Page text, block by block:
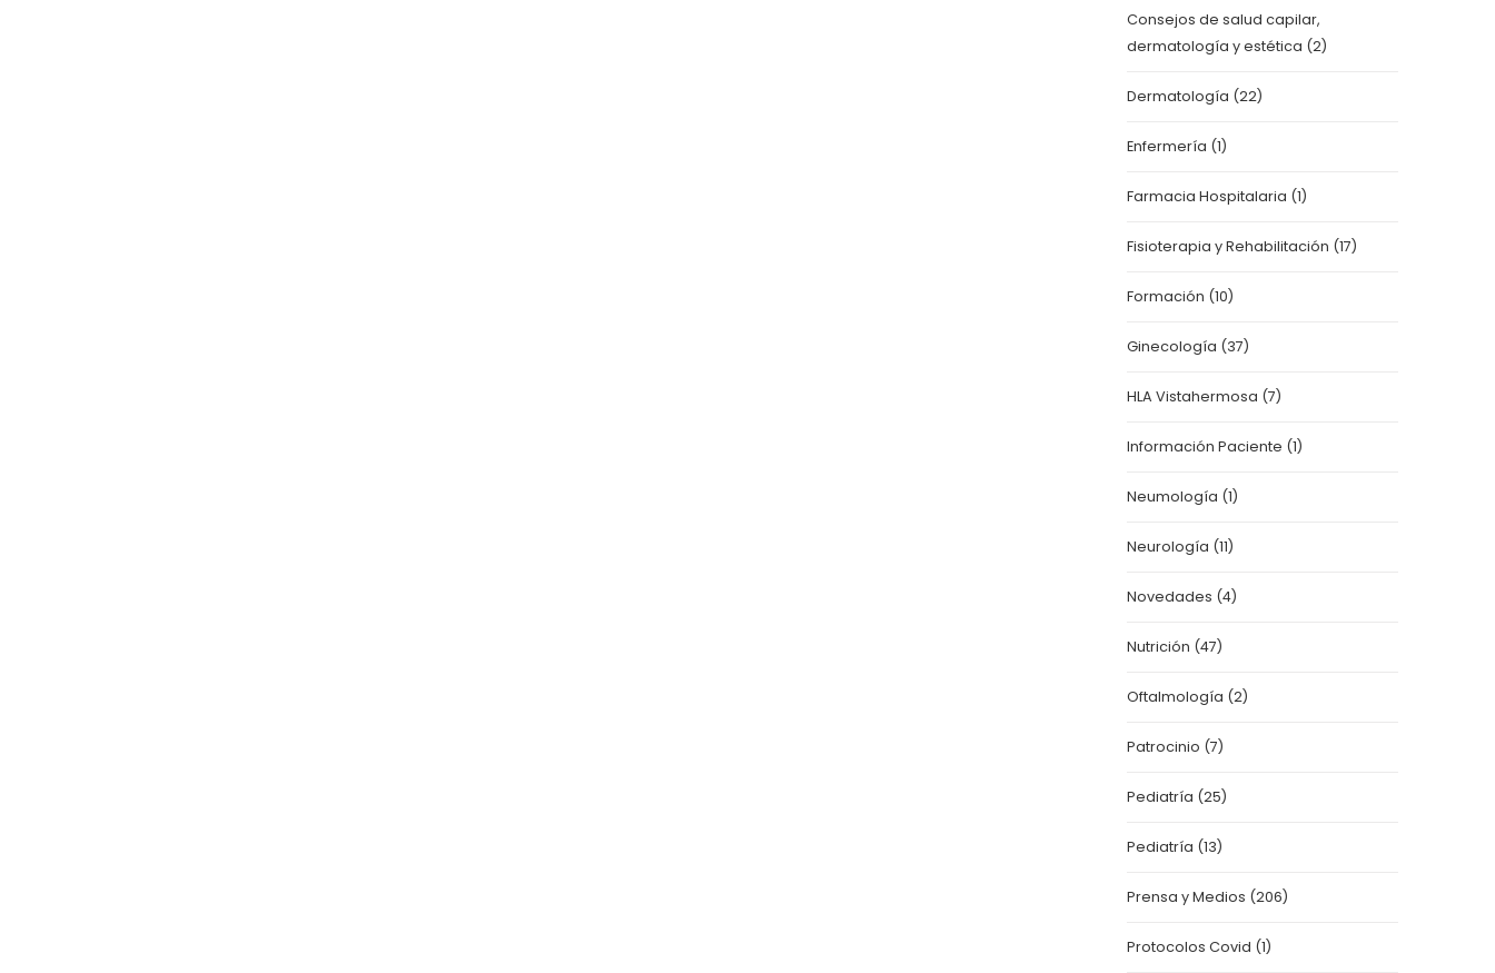
Consejos de salud capilar,
dermatología y estética (2)
Dermatología (22)
Enfermería (1)
Farmacia Hospitalaria (1)
Fisioterapia y Rehabilitación (17)
Formación (10)
Ginecología (37)
HLA Vistahermosa (7)
Información Paciente (1)
Neumología (1)
Neurología (11)
Novedades (4)
Nutrición (47)
Oftalmología (2)
Patrocinio (7)
Pediatría (25)
Pediatría (13)
Prensa y Medios (206)
Protocolos Covid (1)